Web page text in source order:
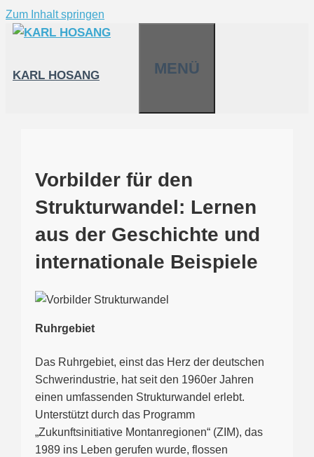
Zum Inhalt springen
KARL HOSANG MENÜ
Vorbilder für den
Strukturwandel: Lernen
aus der Geschichte und
internationale Beispiele
Ruhrgebiet
Das Ruhrgebiet, einst das Herz der deutschen
Schwerindustrie, hat seit den 1960er Jahren
einen umfassenden Strukturwandel erlebt.
Unterstützt durch das Programm
„Zukunftsinitiative Montanregionen“ (ZIM), das
1989 ins Leben gerufen wurde, flossen